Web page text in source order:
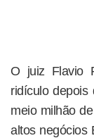
O juiz Flavio
ridículo
meio milhão
altos negócios